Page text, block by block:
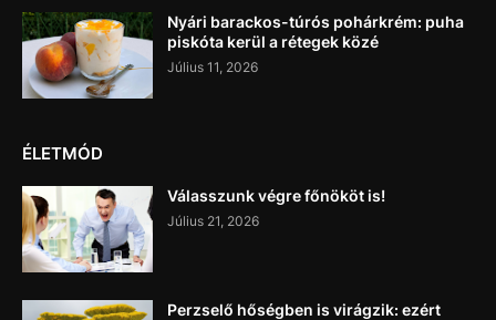
Nyári barackos-túrós pohárkrém: puha
piskóta kerül a rétegek közé
Július 11, 2026
ÉLETMÓD
Válasszunk végre főnököt is!
Július 21, 2026
Perzselő hőségben is virágzik: ezért